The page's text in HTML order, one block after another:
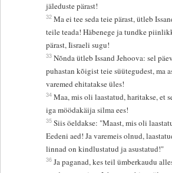
jäleduste pärast!
32 Ma ei tee seda teie pärast, ütleb
teile teada! Häbenege ja tundke
pärast, Iisraeli sugu!
33 Nõnda ütleb Issand Jehoova: sel
puhastan kõigist teie süütegudest, ma
varemed ehitatakse üles!
34 Maa, mis oli laastatud, haritakse, et
iga möödakäija silma ees!
35 Siis öeldakse: "Maast, mis oli
Eedeni aed! Ja varemeis olnud,
linnad on kindlustatud ja asustatud!"
36 Ja paganad, kes teil ümberkaudu